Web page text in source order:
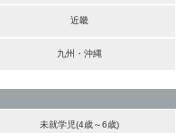
近畿
九州・沖縄
未就学児(4歳～6歳)